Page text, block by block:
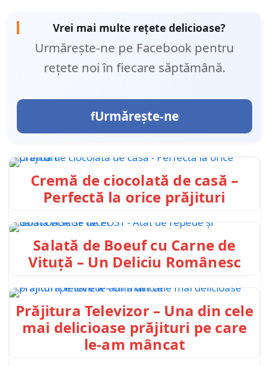
Vrei mai multe rețete delicioase?
Urmărește-ne pe Facebook pentru
rețete noi în fiecare săptămână.
Urmărește-ne
Cremă de ciocolată de casă –
Perfectă la orice prăjituri
Salată de Boeuf cu Carne de
Vituță – Un Deliciu Românesc
Prăjitura Televizor – Una din cele
mai delicioase prăjituri pe care
le-am mâncat